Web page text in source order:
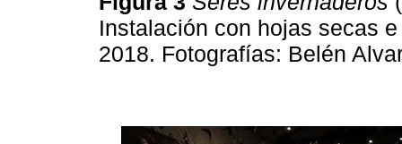
Instalación con hojas secas
2018. Fotografías: Belén